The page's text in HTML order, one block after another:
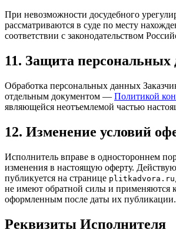
При невозможности досудебного
рассматриваются в суде по месту
соответствии с законодательством
11. Защита
Обработка персональных данных
отдельным документом — Политикой
являющейся неотъемлемой частью
12. Изменение условий
Исполнитель вправе в одностороннем
изменения в настоящую оферту.
публикуется на странице plitkadvora.ru
не имеют обратной силы и применяются к
оформленным после даты их публикации.
Реквизиты Исполнителя